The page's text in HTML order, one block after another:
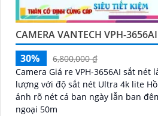
CAMERA VANTECH VPH-3656AI
30%
6,800,000 ₫
Camera Giá re VPH-3656AI sắt nét
lượng với độ sắt nét Ultra 4k lite Hồng
ảnh rõ nét cả ban ngày lẫn ban
ngoại 50m